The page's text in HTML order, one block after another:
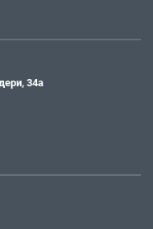
34а